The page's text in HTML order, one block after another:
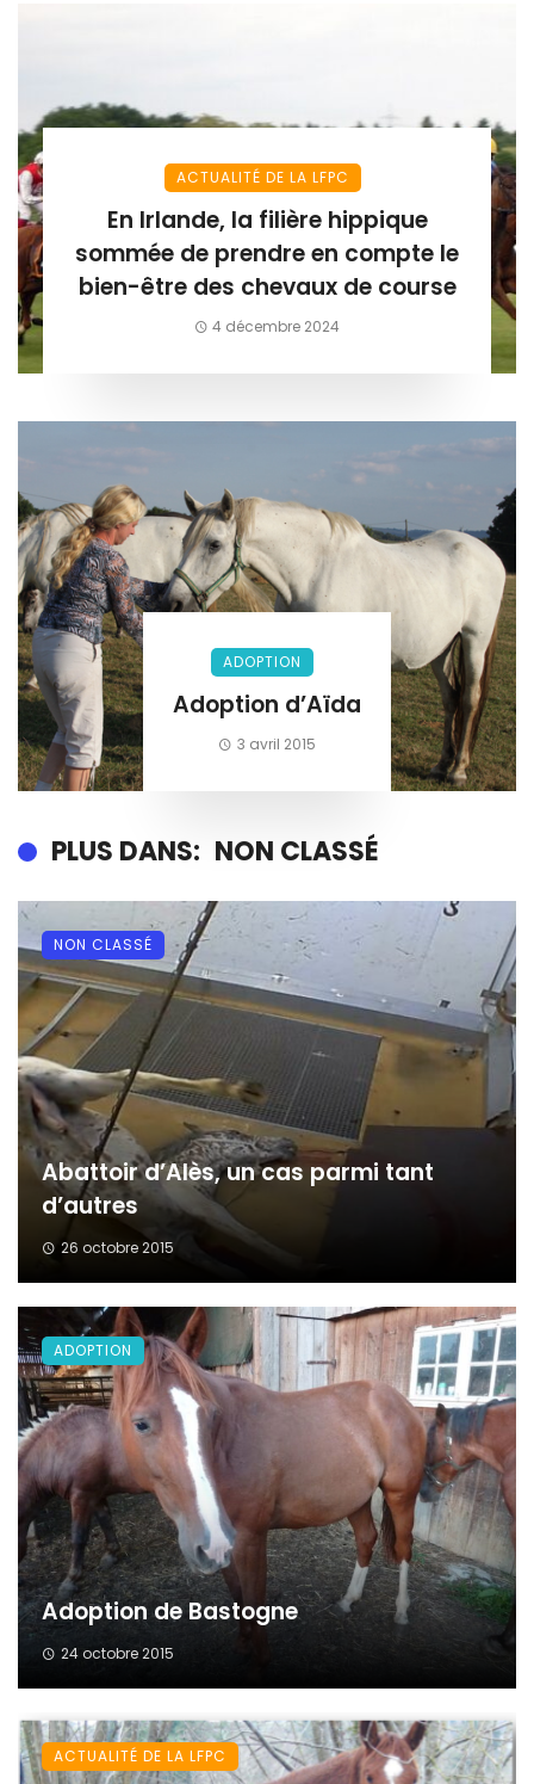
ACTUALITÉ DE LA LFPC
En Irlande, la filière hippique
sommée de prendre en compte le
bien-être des chevaux de course
4 décembre 2024
ADOPTION
Adoption d’Aïda
3 avril 2015
PLUS DANS: NON CLASSÉ
Abattoir d’Alès, un cas parmi tant
d’autres
26 octobre 2015
NON CLASSÉ
Adoption de Bastogne
24 octobre 2015
ADOPTION
ACTUALITÉ DE LA LFPC